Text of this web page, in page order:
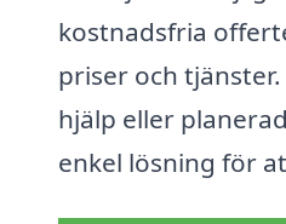
kostnadsfria
priser och
hjälp eller
enkel lösning för